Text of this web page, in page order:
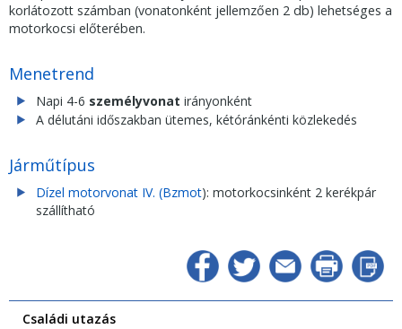
korlátozott számban (vonatonként jellemzően 2 db) lehetséges a
motorkocsi előterében.
Menetrend
Napi 4-6 személyvonat irányonként
A délutáni időszakban ütemes, kétóránkénti közlekedés
Járműtípus
Dízel motorvonat IV. (Bzmot): motorkocsinként 2 kerékpár
szállítható
Családi utazás